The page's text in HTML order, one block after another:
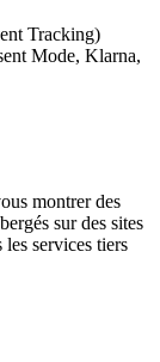
Tracking)
Mode, Klarna,
montrer des
sur des sites
services tiers